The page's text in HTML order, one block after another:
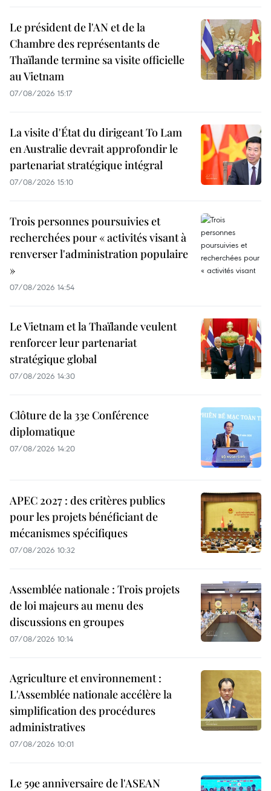
Le président de l'AN et de la
Chambre des représentants de
Thaïlande termine sa visite officielle
au Vietnam
07/08/2026 15:17
La visite d'État du dirigeant To Lam
en Australie devrait approfondir le
partenariat stratégique intégral
07/08/2026 15:10
Trois personnes poursuivies et
recherchées pour « activités visant à
renverser l'administration populaire
»
07/08/2026 14:54
Le Vietnam et la Thaïlande veulent
renforcer leur partenariat
stratégique global
07/08/2026 14:30
Clôture de la 33e Conférence
diplomatique
07/08/2026 14:20
APEC 2027 : des critères publics
pour les projets bénéficiant de
mécanismes spécifiques
07/08/2026 10:32
Assemblée nationale : Trois projets
de loi majeurs au menu des
discussions en groupes
07/08/2026 10:14
Agriculture et environnement :
L'Assemblée nationale accélère la
simplification des procédures
administratives
07/08/2026 10:01
Le 59e anniversaire de l'ASEAN